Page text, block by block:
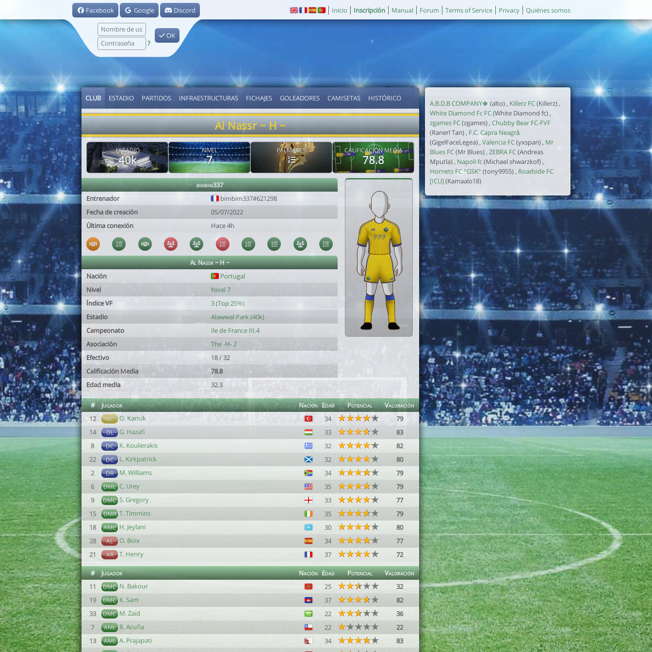
Facebook Google Discord
?
OK
Inicio Inscripción Manual Forum Terms of Service Privacy Quiénes somos
CLUB ESTADIO PARTIDOS INFRAESTRUCTURAS FICHAJES GOLEADORES CAMISETAS HISTÓRICO
Al Nassr ~ H ~
ESTADIO
40k
NIVEL
7
PALMARES CALIFICACIÓN MEDIA
78.8
bimbim337
Entrenador
bimbim337#621298
Fecha de creación
05/07/2022
Última conexión
Hace 4h
Al Nassr ~ H ~
Nación
Portugal
Nivel
Nivel 7
Índice VF
3 (Top 25%)
Estadio
Alawwal Park (40k)
Campeonato
Ile de France III.4
Asociación
The -H- 2
Efectivo
18 / 32
Calificación Media
78.8
Edad media
32.3
# Jugador Nación Edad Potencial
Valoración
12
GC O. Karisik 34
79
14
DL G. Hazafi 33
83
8
DC K. Koulierakis 32
82
22
DC L. Kirkpatrick 32
80
2
DR M. Williams 34
79
6
DML C. Urey 35
79
9
DMC S. Gregory 33
77
15
DMR T. Timmins 35
79
18
AMC H. Jeylani 30
80
28
AL O. Boix 34
77
21
AR T. Henry 37 72
# Jugador Nación Edad Potencial
Valoración
11
DMC N. Bakour 25
32
19
DMC K. Sam 37
82
33
DMC M. Zaid 22
36
7
AML R. Acuña 22
22
13
AML A. Prajapati 34
83
A.B.D.B COMPANY🍀 (alto) , Killerz FC(Killerz) ,
White Diamond Fc FC(White Diamond fc) ,
zgames FC(zgames) , Chubby Bear FC-FVF
(Ranerl Tan) , F.C. Capra Neagră
(GigelFaceLegea) ,Valencia FC(yxspan) , Mr
Blues FC(Mr Blues) , ZEBRA FC(Andreas
Mputla) , Napoli fc(Michael shwarzkof) ,
Hornets FC °GSK° (tony9955) , Roadside FC
[ICU](Kamaalo18)